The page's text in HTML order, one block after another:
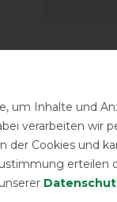
um Inhalte und
verarbeiten wir
der Cookies und
erteilen